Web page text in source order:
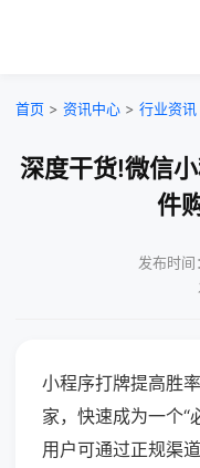
首页 > 资讯中心 > 行业资讯
深度干货!微信
件
发布时
小程序打牌提高胜
家，快速成为一个“
用户可通过正规渠道